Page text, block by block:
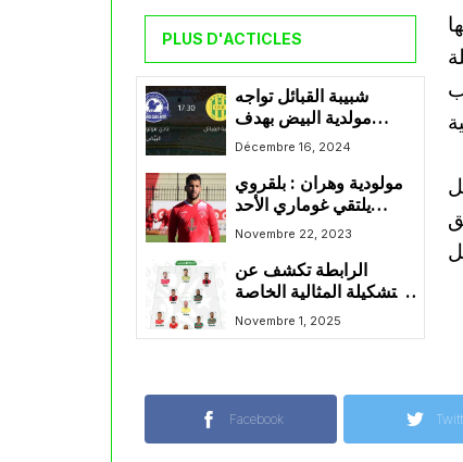
PLUS D'ACTICLES
شبيبة القبائل تواجه
مولدية البيض بهدف
تحقيق الفوز و الارتقاء الى
Décembre 16, 2024
مولودية وهران : بلقروي
يلتقي غوماري الأحد
القادم
Novembre 22, 2023
الرابطة تكشف عن
التشكيلة المثالية الخاصة
بالجولة التاسعة
Novembre 1, 2025
Facebook